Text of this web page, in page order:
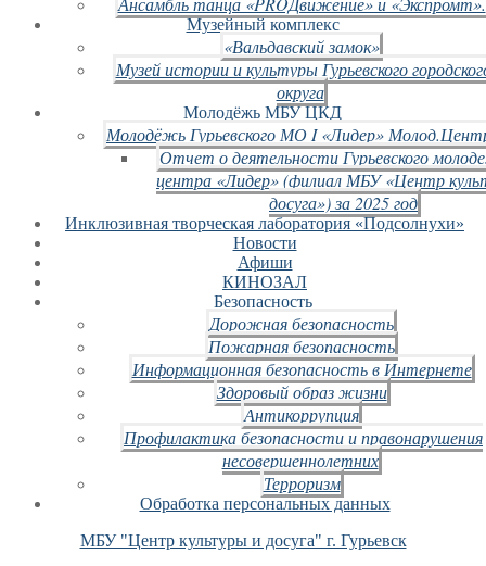
Музейный комплекс
«Вальдавский замок»
Музей истории и культуры Гурьевского
округа
Молодёжь МБУ ЦКД
Молодёжь Гурьевского МО I «Лидер»
Отчет о деятельности Гурьевского
центра «Лидер» (филиал МБУ «Центр
досуга») за 2025 год
Инклюзивная творческая лаборатория «Подсолнухи»
Новости
Афиши
КИНОЗАЛ
Безопасность
Дорожная безопасность
Пожарная безопасность
Информационная безопасность в Интернете
Здоровый образ жизни
Антикоррупция
Профилактика безопасности и правонарушения
несовершеннолетних
Терроризм
Обработка персональных данных
МБУ "Центр культуры и досуга" г. Гурьевск